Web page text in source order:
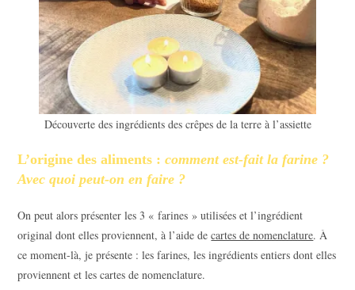
Découverte des ingrédients des crêpes de la terre à l’assiette
L’origine des aliments : comment est-fait la farine ?
Avec quoi peut-on en faire ?
On peut alors présenter les 3 « farines » utilisées et l’ingrédient
original dont elles proviennent, à l’aide decartes de nomenclature. À
ce moment-là, je présente : les farines, les ingrédients entiers dont elles
proviennent et les cartes de nomenclature.